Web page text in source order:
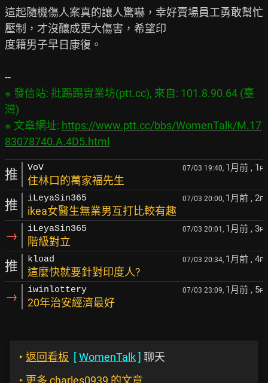
這起隨機傷人案真的讓人驚嚇，幸好賣場員工勇敢幫忙
壓制，才沒釀成更大傷害，希望印
度籍男子早日康復。
※ 發信站: 批踢踢實業坊(ptt.cc), 來自: 101.8.90.64 (臺
灣)
※ 文章網址: https://www.ptt.cc/bbs/WomenTalk/M.17
83078740.A.4D5.html
推 VoV 07/03 19:40, 1月前 , 1 F
住林口的萬家福先生
推 iLeyaSin365 07/03 20:00, 1月前 , 2F
ikea女醫生無業男互打比較有趣
→ iLeyaSin365 07/03 20:01, 1月前 , 3F
階級對立
推 kload 07/03 20:34, 1月前 , 4F
這麼快就要針對印度人?
→ iwinlottery 07/03 23:09, 1月前 , 5F
20年治安經濟最好
‣ 返回看板 [WomenTalk] 聊天
‣ 更多 charles0939 的文章